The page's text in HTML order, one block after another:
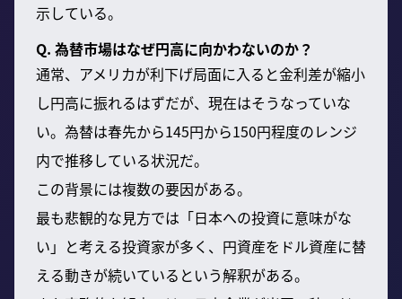
示している。
Q. 為替市場はなぜ円高に向かわないのか？
通常、アメリカが利下げ局面に入ると金利差が縮小
し円高に振れるはずだが、現在はそうなっていな
い。為替は春先から145円から150円程度のレンジ
内で推移している状況だ。
この背景には複数の要因がある。
最も悲観的な見方では「日本への投資に意味がな
い」と考える投資家が多く、円資産をドル資産に替
える動きが続いているという解釈がある。